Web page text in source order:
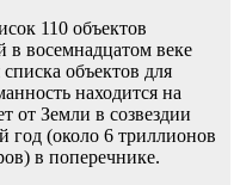
110 объектов
в восемнадцатом веке
объектов для
находится на
от Земли в созвездии
год (около 6 триллионов
в поперечнике.